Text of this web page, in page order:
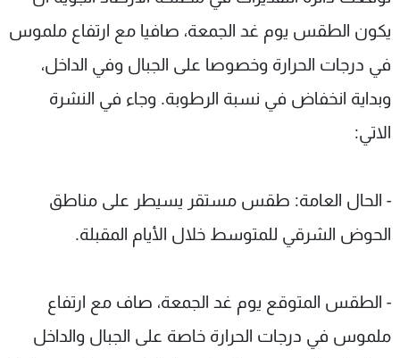
يكون الطقس يوم غد الجمعة، صافيا مع ارتفاع ملموس
في درجات الحرارة وخصوصا على الجبال وفي الداخل،
وبداية انخفاض في نسبة الرطوبة. وجاء في النشرة
الاتي:
- الحال العامة: طقس مستقر يسيطر على مناطق
الحوض الشرقي للمتوسط خلال الأيام المقبلة.
- الطقس المتوقع يوم غد الجمعة، صاف مع ارتفاع
ملموس في درجات الحرارة خاصة على الجبال والداخل
شاهد البرامج
الترددات
عن MTV
لاعلاناتكم
وظائف